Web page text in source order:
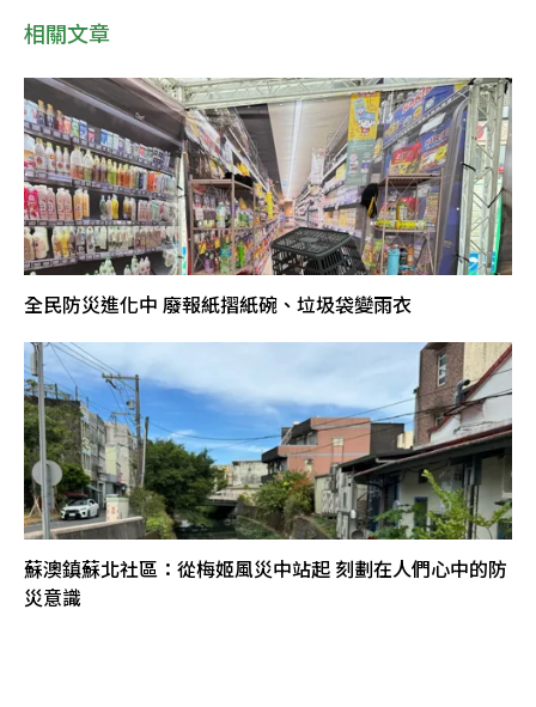
相關文章
全民防災進化中 廢報紙摺紙碗、垃圾袋變雨衣
蘇澳鎮蘇北社區：從梅姬風災中站起 刻劃在人們心中的防
災意識